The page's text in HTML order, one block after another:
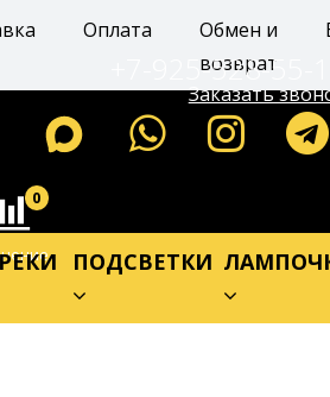
Оплата
Обмен и
возврат
+7-925-528-55-17
Заказать
0
ПОДСВЕТКИ